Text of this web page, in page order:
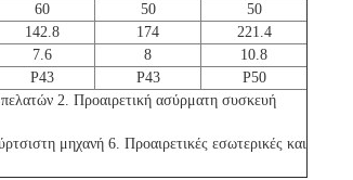
60 50
50
142.8 174
221.4
7.6 8
10.8
P43 P43
P50
2. Προαιρετική ασύρματη συσκευή
μηχανή 6. Προαιρετικές εσωτερικές και